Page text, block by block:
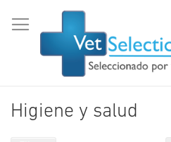
al
contenido
Higiene y salud